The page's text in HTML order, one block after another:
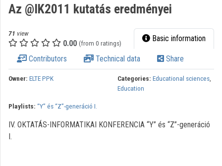
Contributors
Appearance:
Az @IK2011 kutatás eredményei
71 view
0.00 (from 0 ratings) Basic information
Contributors Technical data Share
Owner: ELTE PPK Categories: Educational sciences,
Education
Playlists: “Y” és “Z”-generáció I.
IV. OKTATÁS-INFORMATIKAI KONFERENCIA “Y” és “Z”-generáció
I.